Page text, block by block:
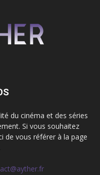
du cinéma et des séries
Si vous souhaitez
de vous référer à la page